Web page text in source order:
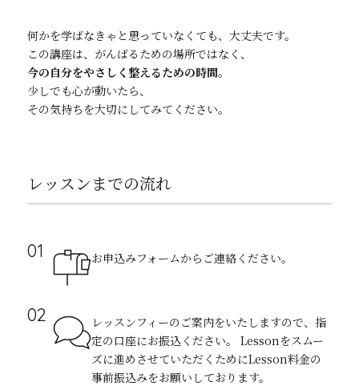
何かを学ばなきゃと思っていなくても、大丈夫です。
この講座は、がんばるための場所ではなく、
今の自分をやさしく整えるための時間。
少しでも心が動いたら、
その気持ちを大切にしてみてください。
レッスンまでの流れ
お申込みフォームからご連絡ください。
レッスンフィーのご案内をいたしますので、指
定の口座にお振込ください。 Lessonをスムー
ズに進めさせていただくためにLesson料金の
事前振込みをお願いしております。